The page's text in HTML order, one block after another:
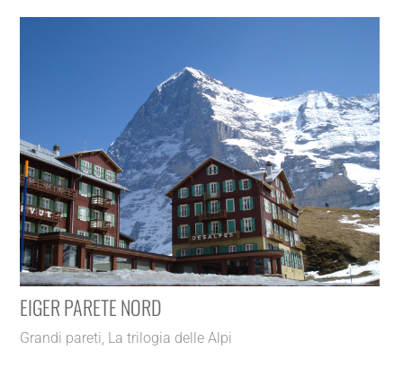
EIGER PARETE NORD
Grandi pareti La trilogia delle Alpi